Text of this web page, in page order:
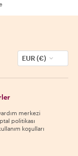
EUR (€)
merkezi
politikası
koşulları